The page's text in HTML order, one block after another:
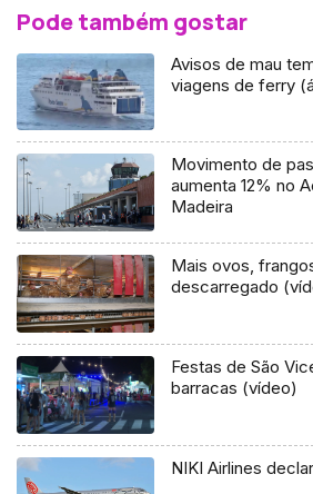
Pode também gostar
Avisos de mau
viagens de ferry
Movimento de
aumenta 12% no
Madeira
Mais ovos, frangos e o peixe
descarregado
Festas de São
barracas (vídeo)
NIKI Airlines